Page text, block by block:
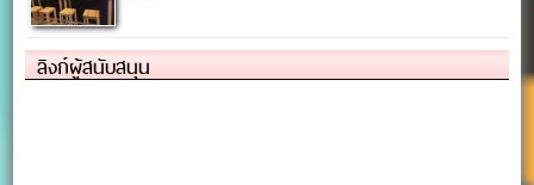
ลิงก์ผู้สนับสนุน